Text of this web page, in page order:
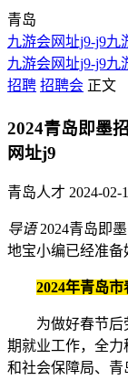
青岛
九游会网址j9-j9九
九游会网址j9-j9九
招聘 招聘会 正文
2024青岛即墨
网址j9
青岛人才 2024-02-
导语2024青岛即
地宝小编已经准备
2024年青岛
为做好春节后劳
期就业工作，全
和社会保障局、青